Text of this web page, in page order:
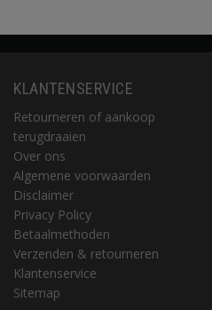
KLANTENSERVICE
Retourneren of aankoop
terugdraaien
Over ons
Algemene voorwaarden
Disclaimer
Privacy Policy
Betaalmethoden
Verzenden & retourneren
Klantenservice
Sitemap